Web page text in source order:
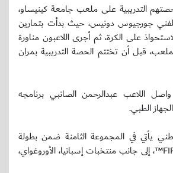
التدريبية على ملعب جامعة كينيساو،
جورجيوس دونيس، حيث بدأت بتمارين
على الكرة، ثم أجرى اللاعبون مناورة
قبل أن تختتم الحصة التدريبية بمران
اللاعب عبدالرحمن الصانبي برنامجه
الطبي.
يأتي في المجموعة الثامنة ضمن بطولة
كأس العالم 2026 FIFA™، إلى جانب منتخبات إسبانيا، الأوروغواي،